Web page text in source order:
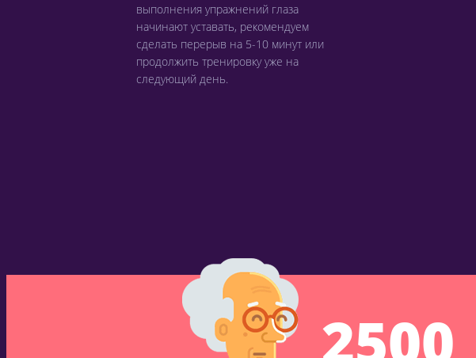
выполнения упражнений глаза
начинают уставать, рекомендуем
сделать перерыв на 5-10 минут или
продолжить тренировку уже на
следующий день.
2500